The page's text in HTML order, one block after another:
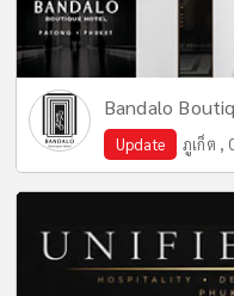
Bandalo
Update ภูเก็ต ,